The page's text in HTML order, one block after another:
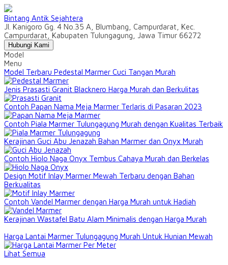
Bintang Antik Sejahtera
Jl. Kanigoro Gg. 4 No.35 A, Blumbang, Campurdarat, Kec.
Campurdarat, Kabupaten Tulungagung, Jawa Timur 66272
Hubungi Kami
Model
Menu
Model Terbaru Pedestal Marmer Cuci Tangan Murah
Jenis Prasasti Granit Blacknero Harga Murah dan Berkulitas
Contoh Papan Nama Meja Marmer Terlaris di Pasaran 2023
Contoh Piala Marmer Tulungagung Murah dengan Kualitas Terbaik
Kerajinan Guci Abu Jenazah Bahan Marmer dan Onyx Murah
Contoh Hiolo Naga Onyx Tembus Cahaya Murah dan Berkelas
Design Motif Inlay Marmer Mewah Terbaru dengan Bahan
Berkualitas
Contoh Vandel Marmer dengan Harga Murah untuk Hadiah
Kerajinan Wastafel Batu Alam Minimalis dengan Harga Murah
Harga Lantai Marmer Tulungagung Murah Untuk Hunian Mewah
Lihat Semua